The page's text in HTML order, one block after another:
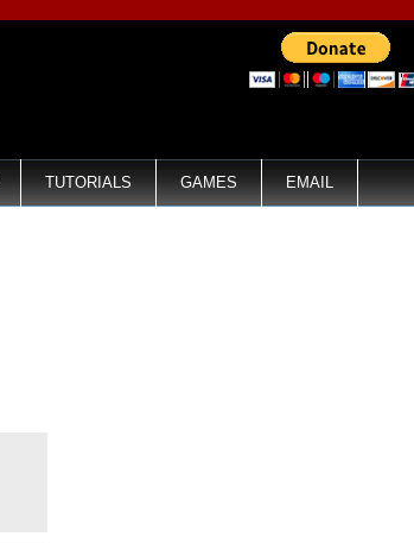
TUTORIALS GAMES EMAIL